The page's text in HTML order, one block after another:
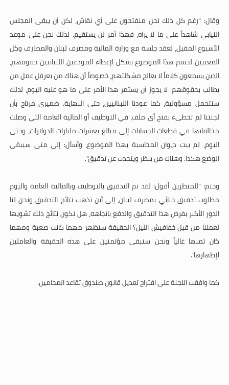
وقال: "رغم كل ذلك نحن منفتحون على أي نقاش، لكن أن يبقى المجلس
النيابي شاهداً على ما لا يراه، فهذا أمر لن يستقيم. لذلك نحن على موعد
الأسبوع المقبل، لعقد جلسة مع وزارة المالية ومصرف لبنان والمصارف وكل
المعنيين لحسم هذا الموضوع بشكل لإعطاء المودعين اللبنانيين حقوقهم،
الذين يسمعون كلاماً لا يعالج مشكلتهم، خصوصاً أن هناك من يعرقل عمل من
يطالب بحقوقهم. لا يجوز أن يستمر هذا الأمر على ما هو عليه اليوم، لذلك
سنتحمل مسؤولية، كما عودنا اللبنانيين، حتى النهاية. ضميري مرتاح بأن
لجنتنا لم تخطىء بفتح أي ملف، في التوظيف أو المالية العامة التي وصلت
مخالفاتها في قطعات الحسابات إلى مبالغ بعشرات مليارات الدولارات، وحتى
اليوم، لم يبت ديوان المحاسبة بهذا الموضوع، وأسأل: إلى متى سيبقى
الوضع هكذا. وهناك من ينظر ويتحدث عن تدقيق".
وختم: "للمنظرين أقول: لقد تم التدقيق بالتوظيف وبالمالية العامة واليوم
مطلوب تدقيق جنائي بمصرف لبنان، إلى أين تذهب نتائج التدقيق ونحن لنا
الدور الأكبر بفرض هذا التدقيق والدفع باتجاهه، هل تكون نتائج ذلك تشويها
لعملنا من قبل خفافيش الليل؟ الحقيقة ستظهر مهما كانت صعبة ومهما
كان ثمنها غالياً ونحن سنبقى مؤتمنين على هذه الحقيقة والعاملين
لإظهارها".
كما وافقت اللجنة على اقتراح تعديل قانون صندوق تقاعد المحامين.